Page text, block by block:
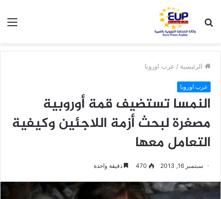
عن
الرئيسية / عرب اوروبا
عرب اوروبا
النمسا تستضيف قمة أوروبية
مصغرة لبحث أزمة اللاجئين وكيفية
التعامل معها
سبتمبر 16, 2013 470 دقيقة واحدة